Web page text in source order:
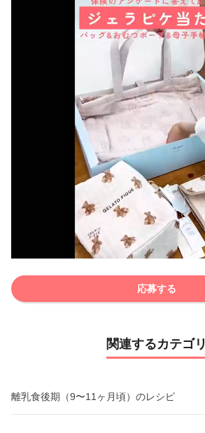
応募する
関連するカテゴリ
離乳食後期（9〜11ヶ月頃）のレシピ